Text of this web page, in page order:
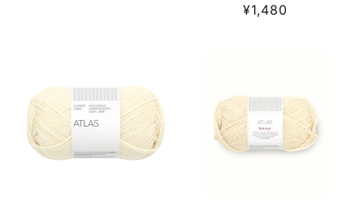
通
¥1,480